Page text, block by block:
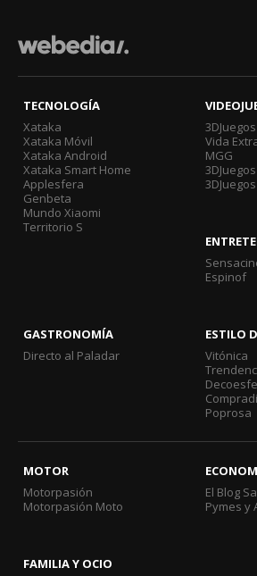
TECNOLOGÍA
Xataka
Xataka Móvil
Xataka Android
Xataka Smart Home
Applesfera
Genbeta
Mundo Xiaomi
Territorio S
3DJuegos
Vida
MGG
Espinof
GASTRONOMÍA
Directo al Paladar
ESTILO
Vitónica
Poprosa
MOTOR
Motorpasión
Motorpasión Moto
El Blog
Pymes y
FAMILIA Y OCIO